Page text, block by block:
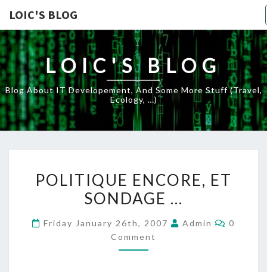
LOIC'S BLOG
LOIC'S BLOG
Blog About IT Developement, And Some More Stuff (travel,
Ecology, …)
ENCORE,
ET
…
POLITIQUE ENCORE, ET
SONDAGE …
Friday January 26th, 2007 Admin
0
Comment